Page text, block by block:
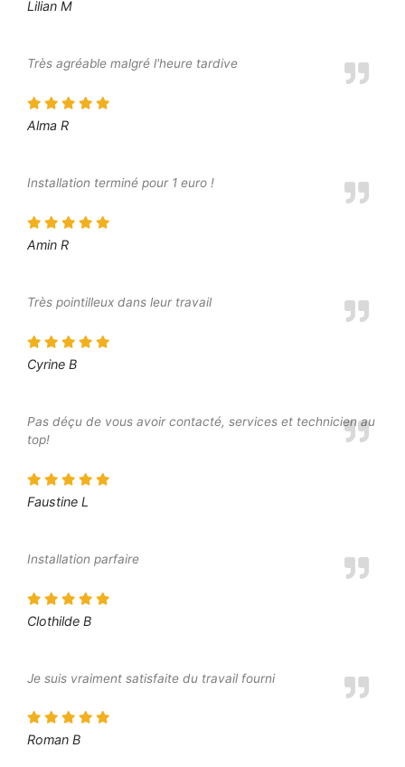
Lilian M
Très agréable malgré l'heure tardive
Alma R
Installation terminé pour 1 euro !
Amin R
Très pointilleux dans leur travail
Cyrine B
Pas déçu de vous avoir contacté, services et technicien au
top!
Faustine L
Installation parfaire
Clothilde B
Je suis vraiment satisfaite du travail fourni
Roman B